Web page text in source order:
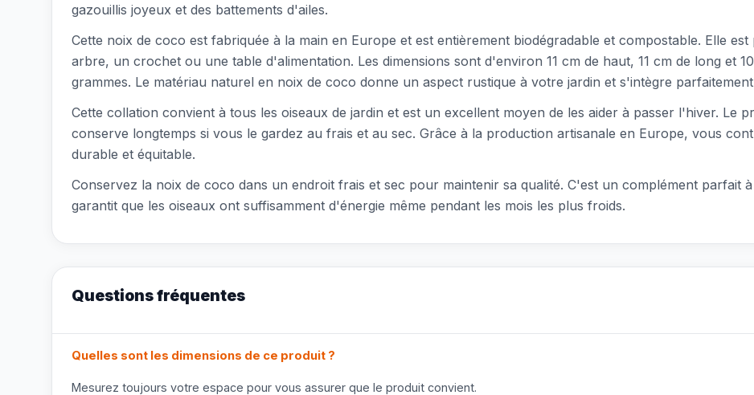
gazouillis joyeux et des battements d'ailes.
Cette noix de coco est fabriquée à la main en Europe et est entièrement biodégradable et compostable. Elle
arbre, un crochet ou une table d'alimentation. Les dimensions sont d'environ 11 cm de haut, 11 cm de long et
grammes. Le matériau naturel en noix de coco donne un aspect rustique à votre jardin et s'intègre
Cette collation convient à tous les oiseaux de jardin et est un excellent moyen de les aider à passer l'hiver. Le
conserve longtemps si vous le gardez au frais et au sec. Grâce à la production artisanale en Europe, vous
durable et équitable.
Conservez la noix de coco dans un endroit frais et sec pour maintenir sa qualité. C'est un complément parfait
garantit que les oiseaux ont suffisamment d'énergie même pendant les mois les plus froids.
Questions fréquentes
Quelles sont les dimensions de ce produit ?
Mesurez toujours votre espace pour vous assurer que le produit convient.